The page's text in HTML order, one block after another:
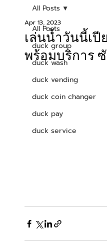
All Posts
duck group
duck wash
duck vending
duck coin changer
duck pay
duck service
All Posts
เล่นน้ำวันนี้เ
พร้อมบริการ
Apr 13, 2023